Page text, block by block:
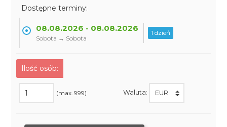
Dostępne terminy:
08.08.2026 - 08.08.2026
Sobota → Sobota
1 dzień
Ilość osób:
(max. 999) Waluta: